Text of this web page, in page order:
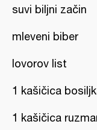
suvi biljni začin
mleveni biber
lovorov list
1 kašičica
1 kašičica